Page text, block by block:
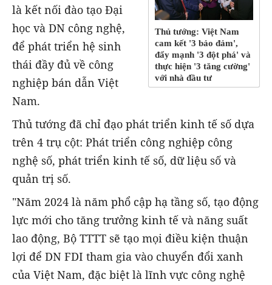
Thủ tướng: Việt Nam
cam kết '3 bảo đảm',
đẩy mạnh '3 đột phá' và
thực hiện '3 tăng cường'
với nhà đầu tư
là kết nối đào tạo Đại
học và DN công nghệ,
để phát triển hệ sinh
thái đầy đủ về công
nghiệp bán dẫn Việt
Nam.
Thủ tướng đã chỉ đạo phát triển kinh tế số dựa
trên 4 trụ cột: Phát triển công nghiệp công
nghệ số, phát triển kinh tế số, dữ liệu số và
quản trị số.
"Năm 2024 là năm phổ cập hạ tầng số, tạo động
lực mới cho tăng trưởng kinh tế và năng suất
lao động, Bộ TTTT sẽ tạo mọi điều kiện thuận
lợi để DN FDI tham gia vào chuyển đổi xanh
của Việt Nam, đặc biệt là lĩnh vực công nghệ